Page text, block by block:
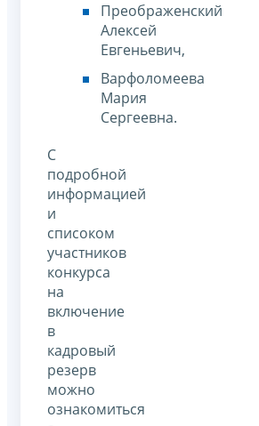
Преображенский
Алексей
Евгеньевич,
Варфоломеева
Мария
Сергеевна.
С
подробной
информацией
и
списоком
участников
конкурса
на
включение
в
кадровый
резерв
можно
ознакомиться